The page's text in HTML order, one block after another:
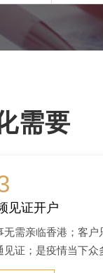
需要
见证开户
无需亲临香港；客
见证；是疫情当下众